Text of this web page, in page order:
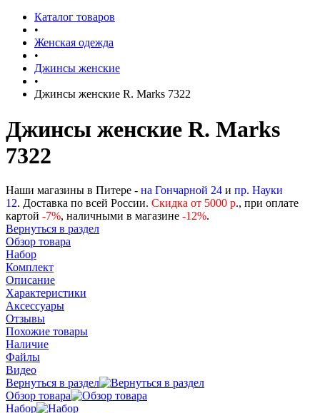
Каталог товаров
•
Женская одежда
•
Джинсы женские
•
Джинсы женские R. Marks 7322
Джинсы женские R. Marks
7322
Наши магазины в Питере - на Гончарной 24 и пр. Науки
12. Доставка по всей России. Скидка от 5000 р., при оплате
картой -7%, наличными в магазине -12%.
Вернуться в раздел
Обзор товара
Набор
Комплект
Описание
Характеристики
Аксессуары
Отзывы
Похожие товары
Наличие
Файлы
Видео
Вернуться в раздел
Обзор товара
Набор